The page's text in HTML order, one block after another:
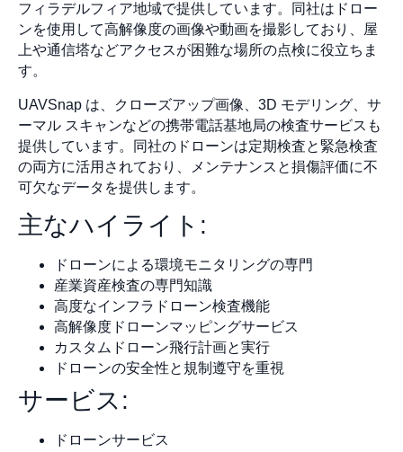
フィラデルフィア地域で提供しています。同社はドロー
ンを使用して高解像度の画像や動画を撮影しており、屋
上や通信塔などアクセスが困難な場所の点検に役立ちま
す。
UAVSnap は、クローズアップ画像、3D モデリング、サ
ーマル スキャンなどの携帯電話基地局の検査サービスも
提供しています。同社のドローンは定期検査と緊急検査
の両方に活用されており、メンテナンスと損傷評価に不
可欠なデータを提供します。
主なハイライト:
ドローンによる環境モニタリングの専門
産業資産検査の専門知識
高度なインフラドローン検査機能
高解像度ドローンマッピングサービス
カスタムドローン飛行計画と実行
ドローンの安全性と規制遵守を重視
サービス:
ドローンサービス